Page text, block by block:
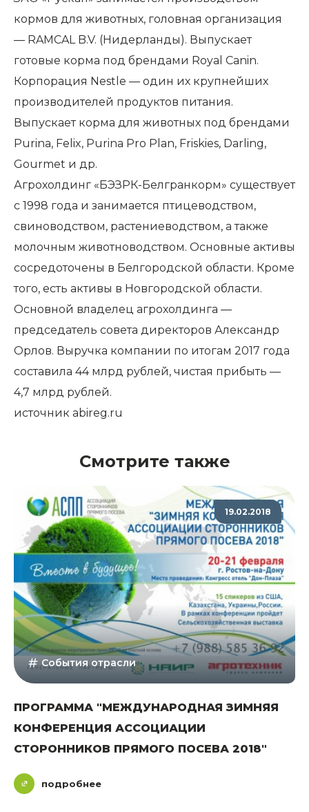
кормов для животных, головная организация
— RAMCAL B.V. (Нидерланды). Выпускает
готовые корма под брендами Royal Canin.
Корпорация Nestle — один их крупнейших
производителей продуктов питания.
Выпускает корма для животных под брендами
Purina, Felix, Purina Pro Plan, Friskies, Darling,
Gourmet и др.
Агрохолдинг «БЭЗРК-Белгранкорм» существует
с 1998 года и занимается птицеводством,
свиноводством, растениеводством, а также
молочным животноводством. Основные активы
сосредоточены в Белгородской области. Кроме
того, есть активы в Новгородской области.
Основной владелец агрохолдинга —
председатель совета директоров Александр
Орлов. Выручка компании по итогам 2017 года
составила 44 млрд рублей, чистая прибыть —
4,7 млрд рублей.
источник abireg.ru
Смотрите также
19.02.2018
События отрасли
ПРОГРАММА "МЕЖДУНАРОДНАЯ ЗИМНЯЯ
КОНФЕРЕНЦИЯ АССОЦИАЦИИ
СТОРОННИКОВ ПРЯМОГО ПОСЕВА 2018"
подробнее